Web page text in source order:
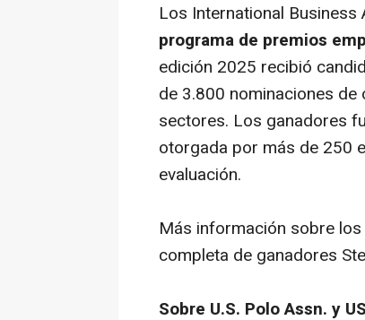
Los International Business
programa de premios
edición 2025 recibió
de 3.800 nominaciones
sectores. Los ganadores
otorgada por más de 250
evaluación.
Más información sobre
completa de ganadores
Sobre U.S. Polo Assn. y